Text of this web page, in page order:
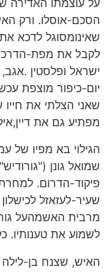
הסכם-אוסלו. ורק
שאינומסוגל לדכא
לקבל את מפת-
ישראל ופלסטין
יום-כיפור מוצפת
שאני הצלתי את חייו
מפתיע גם את
הגילוי בא מפיו של
שמואל גונן
פיקוד-הדרום.
שעיר-לעזאזל
מרבית האשמהעל
לשמוע את טענותיו.
האיש, שצנח בן-